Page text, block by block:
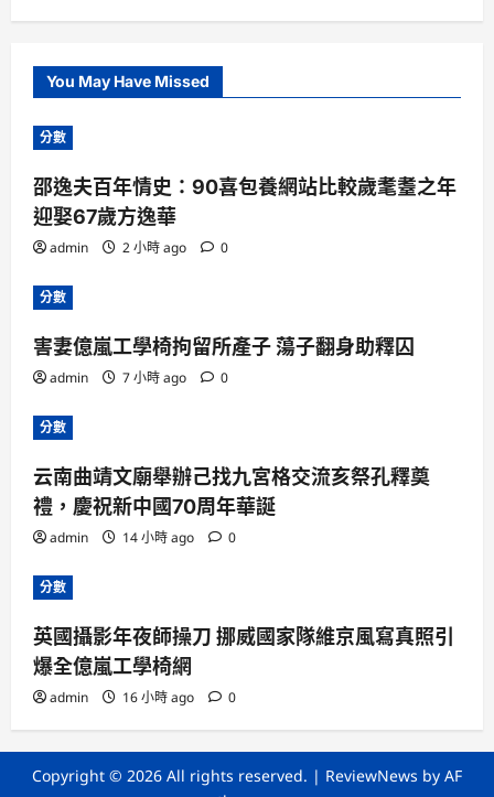
You May Have Missed
分數
邵逸夫百年情史：90喜包養網站比較歲耄耋之年
迎娶67歲方逸華
admin 2 小時 ago 0
分數
害妻億嵐工學椅拘留所產子 蕩子翻身助釋囚
admin 7 小時 ago 0
分數
云南曲靖文廟舉辦己找九宮格交流亥祭孔釋奠
禮，慶祝新中國70周年華誕
admin 14 小時 ago 0
分數
英國攝影年夜師操刀 挪威國家隊維京風寫真照引
爆全億嵐工學椅網
admin 16 小時 ago 0
Copyright © 2026 All rights reserved. | ReviewNews by AF